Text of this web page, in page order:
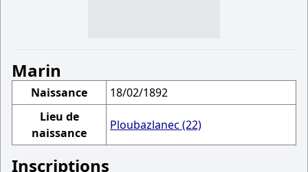
Marin
Naissance
18/02/1892
Lieu de
naissance
Ploubazlanec (22)
Inscriptions